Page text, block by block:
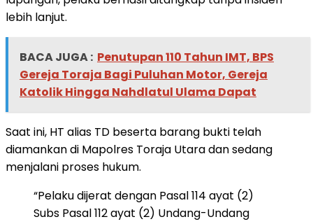
lebih lanjut.
BACA JUGA : Penutupan 110 Tahun IMT, BPS
Gereja Toraja Bagi Puluhan Motor, Gereja
Katolik Hingga Nahdlatul Ulama Dapat
Saat ini, HT alias TD beserta barang bukti telah
diamankan di Mapolres Toraja Utara dan sedang
menjalani proses hukum.
“Pelaku dijerat dengan Pasal 114 ayat (2)
Subs Pasal 112 ayat (2) Undang-Undang